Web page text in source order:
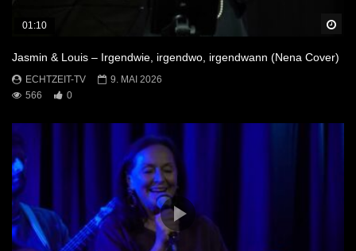
01:10
Jasmin & Louis – Irgendwie, irgendwo, irgendwann (Nena Cover)
ECHTZEIT-TV
9. MAI 2026
566
0